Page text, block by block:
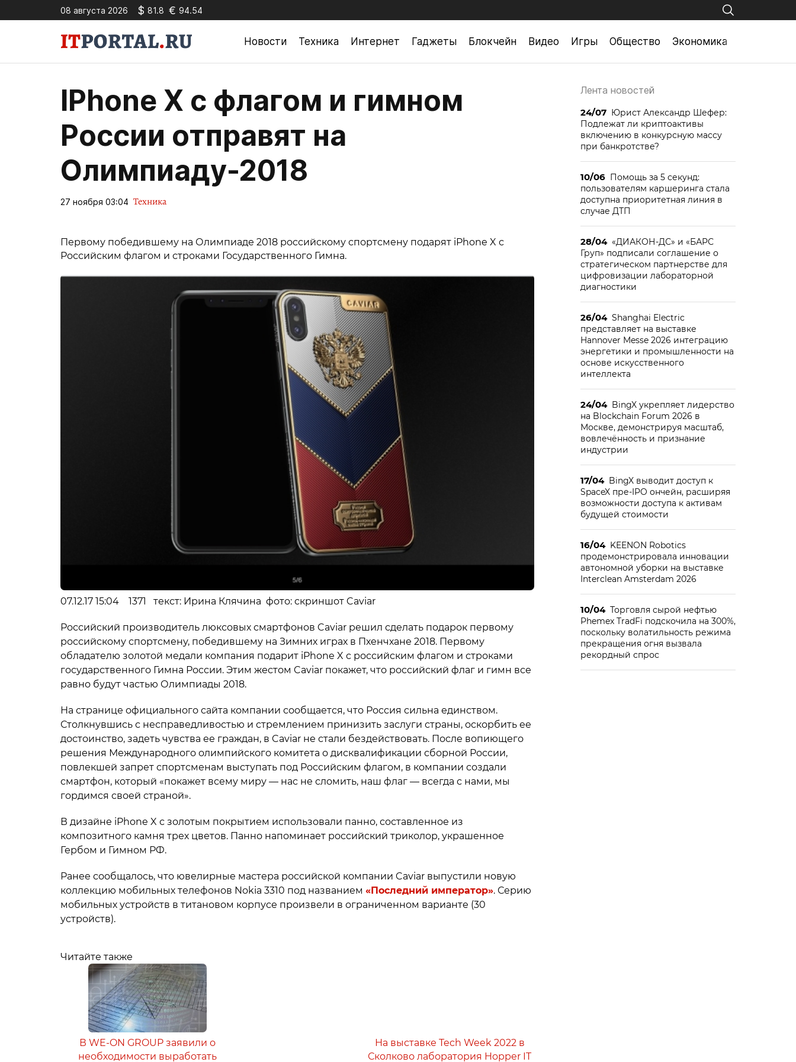
08 августа 2026 $ 81.8 € 94.54
Новости Техника Интернет Гаджеты Блокчейн Видео Игры Общество Экономика
IPhone X с флагом и гимном
России отправят на
Олимпиаду-2018
27 ноября 03:04 Техника
Первому победившему на Олимпиаде 2018 российскому спортсмену подарят iPhone X с
Российским флагом и строками Государственного Гимна.
07.12.17 15:04 1371 текст: Ирина Клячина фото: скриншот Caviar
Российский производитель люксовых смартфонов Caviar решил сделать подарок первому
российскому спортсмену, победившему на Зимних играх в Пхенчхане 2018. Первому
обладателю золотой медали компания подарит iPhone X с российским флагом и строками
государственного Гимна России. Этим жестом Caviar покажет, что российский флаг и гимн все
равно будут частью Олимпиады 2018.
На странице официального сайта компании сообщается, что Россия сильна единством.
Столкнувшись с несправедливостью и стремлением принизить заслуги страны, оскорбить ее
достоинство, задеть чувства ее граждан, в Caviar не стали бездействовать. После вопиющего
решения Международного олимпийского комитета о дисквалификации сборной России,
повлекшей запрет спортсменам выступать под Российским флагом, в компании создали
смартфон, который «покажет всему миру — нас не сломить, наш флаг — всегда с нами, мы
гордимся своей страной».
В дизайне iPhone X с золотым покрытием использовали панно, составленное из
композитного камня трех цветов. Панно напоминает российский триколор, украшенное
Гербом и Гимном РФ.
Ранее сообщалось, что ювелирные мастера российской компании Caviar выпустили новую
коллекцию мобильных телефонов Nokia 3310 под названием «Последний император». Серию
мобильных устройств в титановом корпусе произвели в ограниченном варианте (30
устройств).
Читайте также
В WE-ON GROUP заявили о
необходимости выработать
На выставке Tech Week 2022 в
Сколково лаборатория Hopper IT
Лента новостей
24/07 Юрист Александр Шефер:
Подлежат ли криптоактивы
включению в конкурсную массу
при банкротстве?
10/06 Помощь за 5 секунд:
пользователям каршеринга стала
доступна приоритетная линия в
случае ДТП
28/04 «ДИАКОН-ДС» и «БАРС
Груп» подписали соглашение о
стратегическом партнерстве для
цифровизации лабораторной
диагностики
26/04 Shanghai Electric
представляет на выставке
Hannover Messe 2026 интеграцию
энергетики и промышленности на
основе искусственного
интеллекта
24/04 BingX укрепляет лидерство
на Blockchain Forum 2026 в
Москве, демонстрируя масштаб,
вовлечённость и признание
индустрии
17/04 BingX выводит доступ к
SpaceX пре-IPO ончейн, расширяя
возможности доступа к активам
будущей стоимости
16/04 KEENON Robotics
продемонстрировала инновации
автономной уборки на выставке
Interclean Amsterdam 2026
10/04 Торговля сырой нефтью
Phemex TradFi подскочила на 300%,
поскольку волатильность режима
прекращения огня вызвала
рекордный спрос